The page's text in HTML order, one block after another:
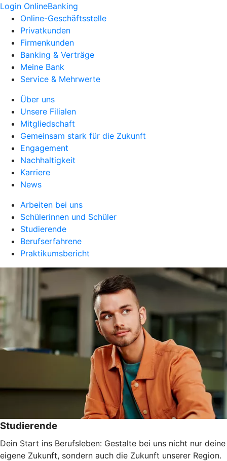
Login OnlineBanking
Online-Geschäftsstelle
Privatkunden
Firmenkunden
Banking & Verträge
Meine Bank
Service & Mehrwerte
Über uns
Unsere Filialen
Mitgliedschaft
Gemeinsam stark für die Zukunft
Engagement
Nachhaltigkeit
Karriere
News
Arbeiten bei uns
Schülerinnen und Schüler
Studierende
Berufserfahrene
Praktikumsbericht
Studierende
Dein Start ins Berufsleben: Gestalte bei uns nicht nur deine
eigene Zukunft, sondern auch die Zukunft unserer Region.